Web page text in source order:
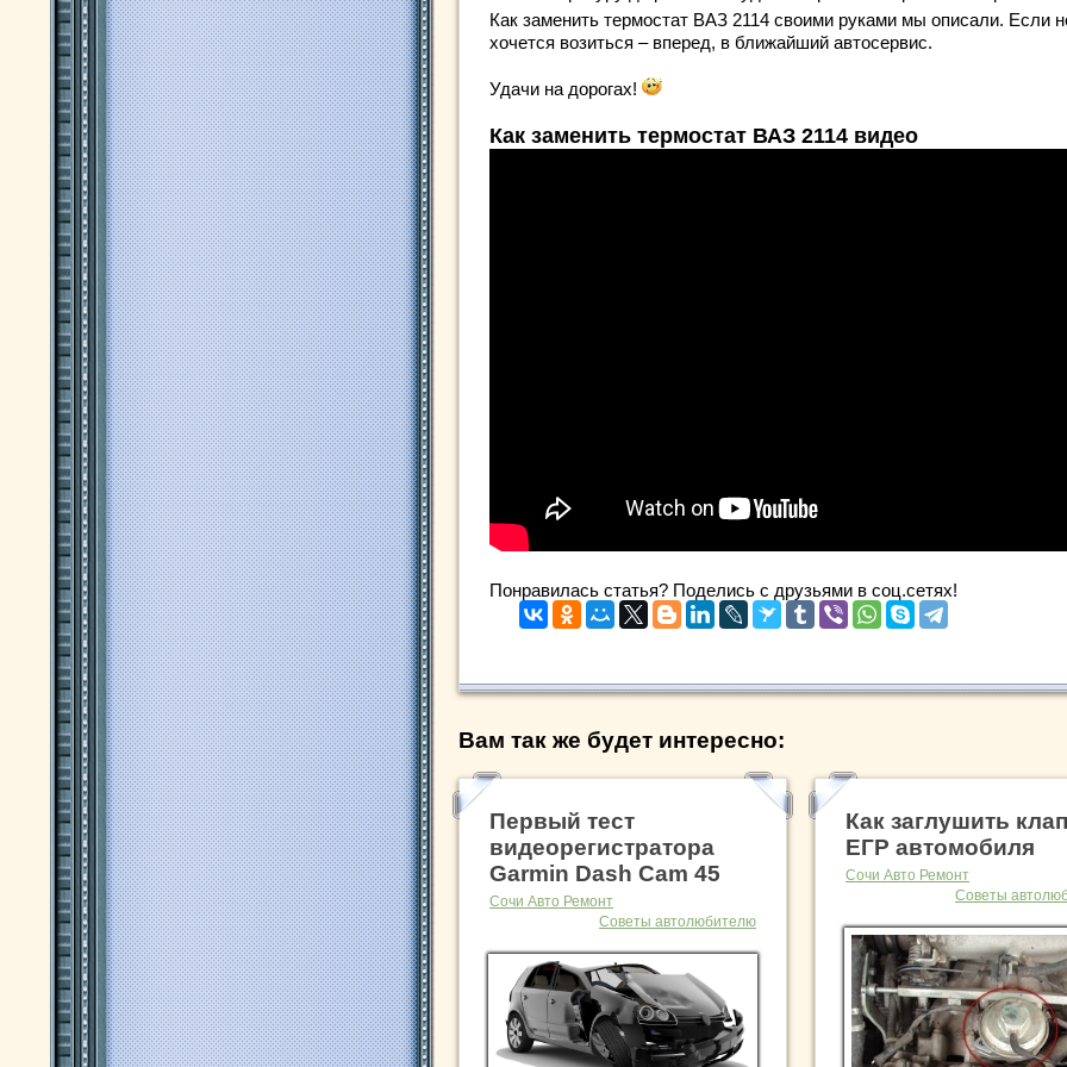
Как заменить термостат ВАЗ 2114 своими руками мы описали. Если
хочется возиться – вперед, в ближайший автосервис.
Удачи на дорогах!
Как заменить термостат ВАЗ 2114 видео
Понравилась статья? Поделись с друзьями в соц.сетях!
Вам так же будет интересно:
Первый тест
видеорегистратора
Garmin Dash Cam 45
Сочи Авто Ремонт
Советы автолюбителю
Как заглушить
ЕГР автомобиля
Сочи Авто Ремонт
Советы